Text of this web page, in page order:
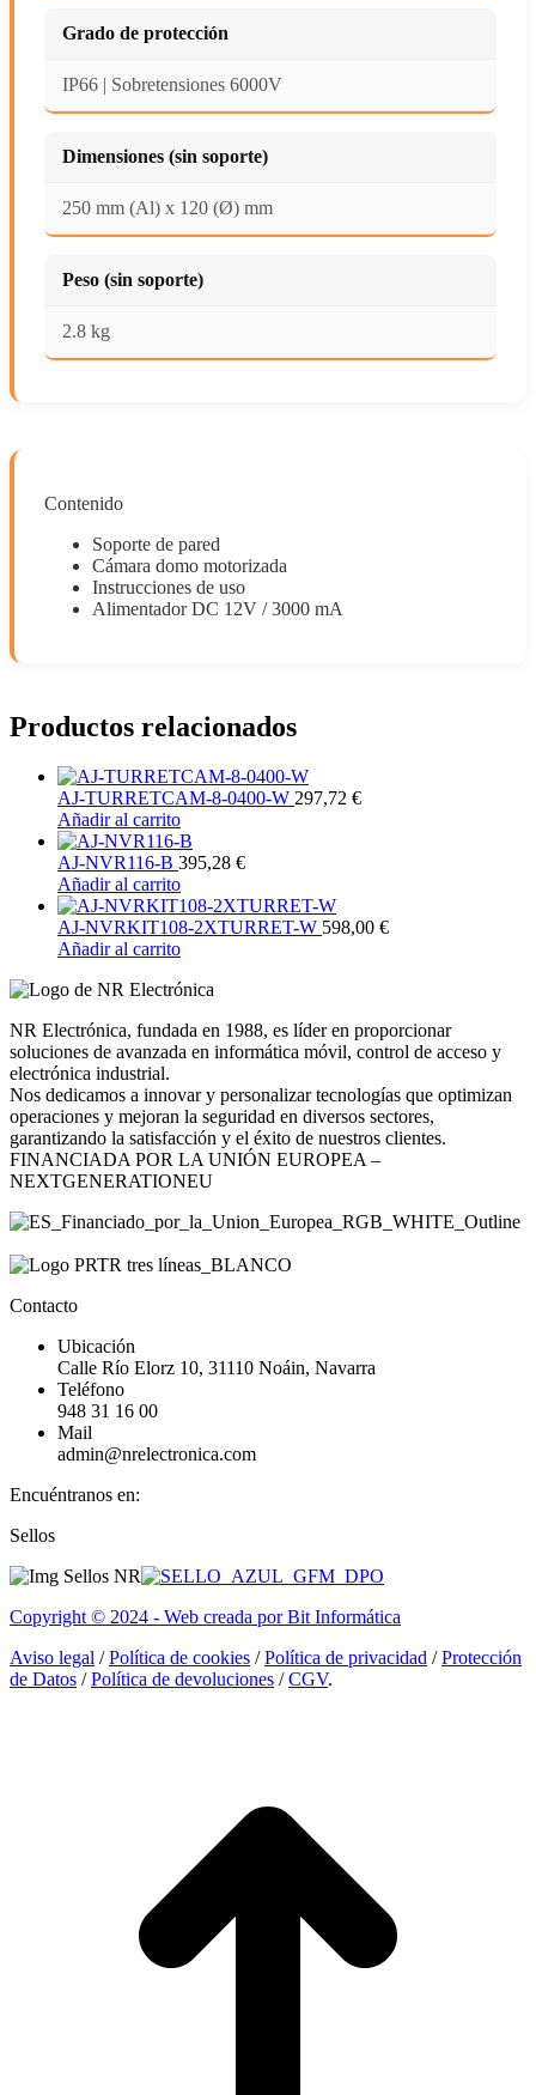
Grado de protección
IP66 | Sobretensiones 6000V
Dimensiones (sin soporte)
250 mm (Al) x 120 (Ø) mm
Peso (sin soporte)
2.8 kg
Contenido
Soporte de pared
Cámara domo motorizada
Instrucciones de uso
Alimentador DC 12V / 3000 mA
Productos relacionados
AJ-TURRETCAM-8-0400-W 297,72 €
Añadir al carrito
AJ-NVR116-B 395,28 €
Añadir al carrito
AJ-NVRKIT108-2XTURRET-W 598,00 €
Añadir al carrito
NR Electrónica, fundada en 1988, es líder en proporcionar
soluciones de avanzada en informática móvil, control de acceso y
electrónica industrial.
Nos dedicamos a innovar y personalizar tecnologías que optimizan
operaciones y mejoran la seguridad en diversos sectores,
garantizando la satisfacción y el éxito de nuestros clientes.
FINANCIADA POR LA UNIÓN EUROPEA –
NEXTGENERATIONEU
Contacto
Ubicación
Calle Río Elorz 10, 31110 Noáin, Navarra
Teléfono
948 31 16 00
Mail
admin@nrelectronica.com
Encuéntranos en:
Facebook
opens
new
Linkedin
opens
new
Instagram
opens
new
Sellos
Copyright © 2024 - Web creada por Bit Informática
Aviso legal /Política de cookies /Política de privacidad /Protección
de Datos /Política de devoluciones /CGV.